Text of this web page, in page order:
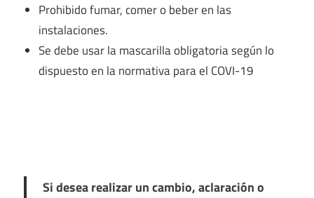
Prohibido fumar, comer o beber en las
instalaciones.
Se debe usar la mascarilla obligatoria según lo
dispuesto en la normativa para el COVI-19
Si desea realizar un cambio, aclaración o